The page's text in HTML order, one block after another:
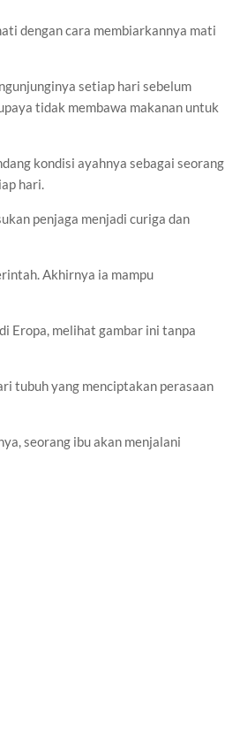
dengan cara membiarkannya mati
setiap hari sebelum
tidak membawa makanan untuk
kondisi ayahnya sebagai seorang
hari.
penjaga menjadi curiga dan
Akhirnya ia mampu
Eropa, melihat gambar ini tanpa
tubuh yang menciptakan perasaan
seorang ibu akan menjalani